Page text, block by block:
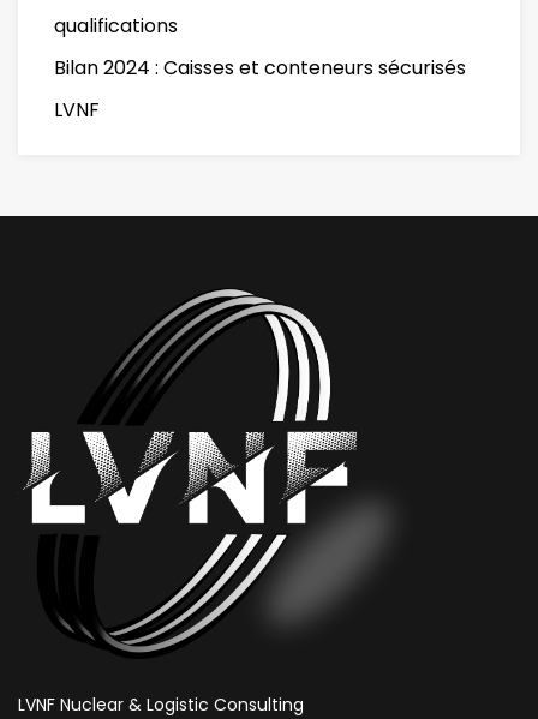
qualifications
Bilan 2024 : Caisses et conteneurs sécurisés
LVNF
LVNF Nuclear & Logistic Consulting